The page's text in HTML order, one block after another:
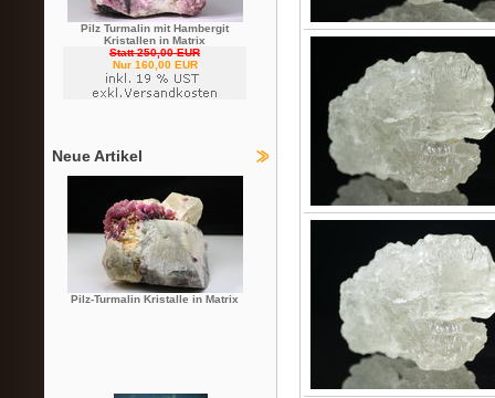
Pilz Turmalin mit Hambergit
Kristallen in Matrix
Statt 250,00 EUR
Nur 160,00 EUR
Neue Artikel
Pilz-Turmalin Kristalle in Matrix